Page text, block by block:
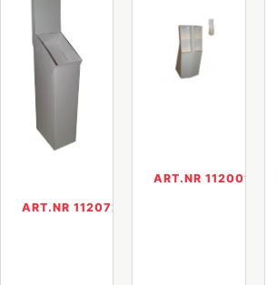
ART.NR 112072
ART.NR 112001